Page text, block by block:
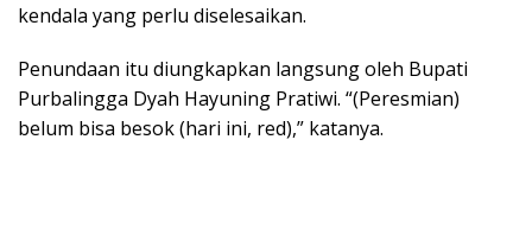
kendala yang perlu diselesaikan.
Penundaan itu diungkapkan langsung oleh Bupati
Purbalingga Dyah Hayuning Pratiwi. “(Peresmian)
belum bisa besok (hari ini, red),” katanya.